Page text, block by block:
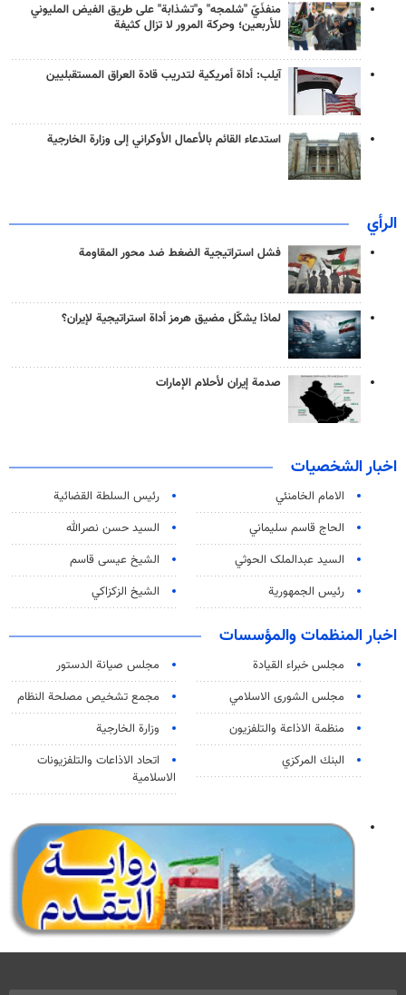
منفذَيّ "شلمجه" و"تشذابة" على طريق الفيض المليوني
للأربعين؛ وحركة المرور لا تزال كثيفة
آيلب: أداة أمريكية لتدريب قادة العراق المستقبليين
استدعاء القائم بالأعمال الأوكراني إلى وزارة الخارجية
الرأي
فشل استراتيجية الضغط ضد محور المقاومة
لماذا يشكّل مضيق هرمز أداة استراتيجية لإيران؟
صدمة إيران لأحلام الإمارات
اخبار الشخصيات
الامام الخامنئي
رئیس السلطة القضائیة
الحاج قاسم سليماني
السيد حسن نصرالله
السید عبدالملک الحوثي
الشيخ عيسى قاسم
رئيس الجمهورية
الشيخ الزكزاكي
اخبار المنظمات والمؤسسات
مجلس خبراء القيادة
مجلس صيانة الدستور
مجلس الشورى الاسلامي
مجمع تشخيص مصلحة النظام
منظمة الاذاعة والتلفزیون
وزارة الخارجية
البنك المركزي
اتحاد الاذاعات والتلفزيونات
الاسلامية